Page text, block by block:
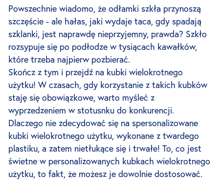
Powszechnie wiadomo, że odłamki szkła przynoszą
szczęście - ale hałas, jaki wydaje taca, gdy spadają
szklanki, jest naprawdę nieprzyjemny, prawda? Szkło
rozsypuje się po podłodze w tysiącach kawałków,
które trzeba najpierw pozbierać.
Skończ z tym i przejdź na kubki wielokrotnego
użytku! W czasach, gdy korzystanie z takich kubków
staję się obowiązkowe, warto myśleć z
wyprzedzeniem w stotusnku do konkurencji.
Dlaczego nie zdecydować się na spersonalizowane
kubki wielokrotnego użytku, wykonane z twardego
plastiku, a zatem nietłukące się i trwałe! To, co jest
świetne w personalizowanych kubkach wielokrotnego
użytku, to fakt, że możesz je dowolnie dostosować.